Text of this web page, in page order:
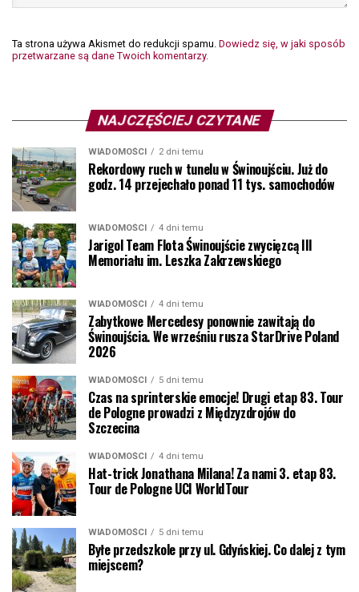
Ta strona używa Akismet do redukcji spamu. Dowiedz się, w jaki sposób
przetwarzane są dane Twoich komentarzy.
NAJCZĘŚCIEJ CZYTANE
WIADOMOŚCI 2 dni temu
Rekordowy ruch w tunelu w Świnoujściu. Już do
godz. 14 przejechało ponad 11 tys. samochodów
WIADOMOŚCI 4 dni temu
Jarigol Team Flota Świnoujście zwycięzcą III
Memoriału im. Leszka Zakrzewskiego
WIADOMOŚCI 4 dni temu
Zabytkowe Mercedesy ponownie zawitają do
Świnoujścia. We wrześniu rusza StarDrive Poland
2026
WIADOMOŚCI 5 dni temu
Czas na sprinterskie emocje! Drugi etap 83. Tour
de Pologne prowadzi z Międzyzdrojów do
Szczecina
WIADOMOŚCI 4 dni temu
Hat-trick Jonathana Milana! Za nami 3. etap 83.
Tour de Pologne UCI WorldTour
WIADOMOŚCI 5 dni temu
Byłe przedszkole przy ul. Gdyńskiej. Co dalej z tym
miejscem?